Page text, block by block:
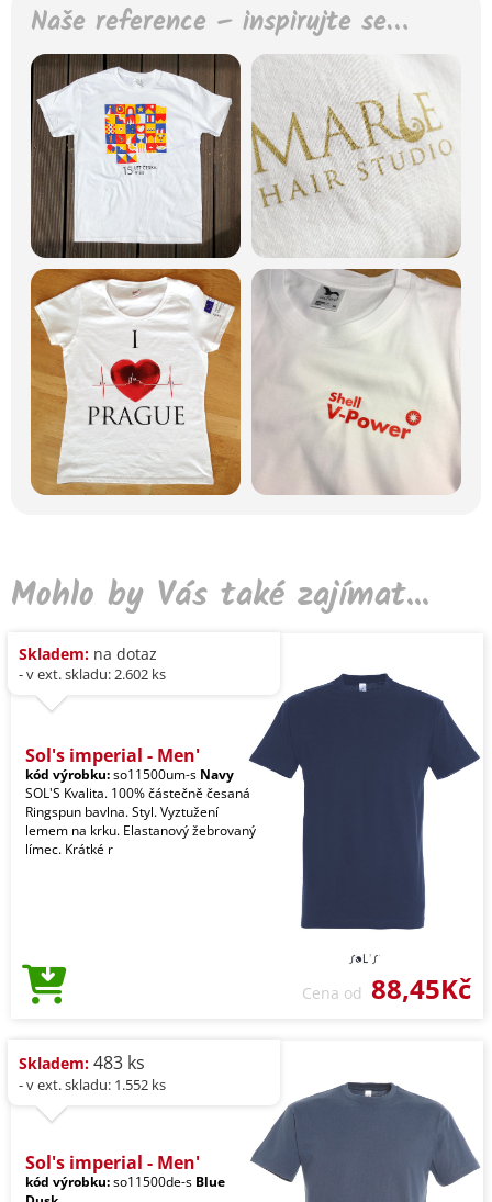
Naše reference – inspirujte se…
Mohlo by Vás také zajímat...
Skladem: na dotaz
- v ext. skladu: 2.602 ks
Sol's imperial - Men'
kód výrobku:so11500um-s Navy
SOL'S Kvalita. 100% částečně česaná
Ringspun bavlna. Styl. Vyztužení
lemem na krku. Elastanový žebrovaný
límec. Krátké r
Cena od 88,45Kč
Skladem: 483 ks
- v ext. skladu: 1.552 ks
Sol's imperial - Men'
kód výrobku:so11500de-s Blue